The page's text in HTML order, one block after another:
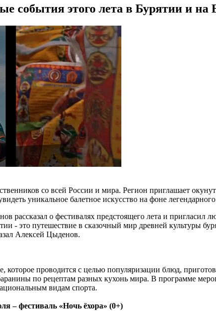
события этого лета в Бурятии и на
со всей России и мира. Регион приглашает
уникальное балетное искусство на фоне
о фестивалях предстоящего лета и пригласил
- это путешествие в сказочный мир древней культуры
Алексей Цыденов.
которое проводится с целью популяризации блюд,
по рецептам разных кухонь мира. В программе
видам спорта.
– фестиваль «Ночь ёхора» (0+)